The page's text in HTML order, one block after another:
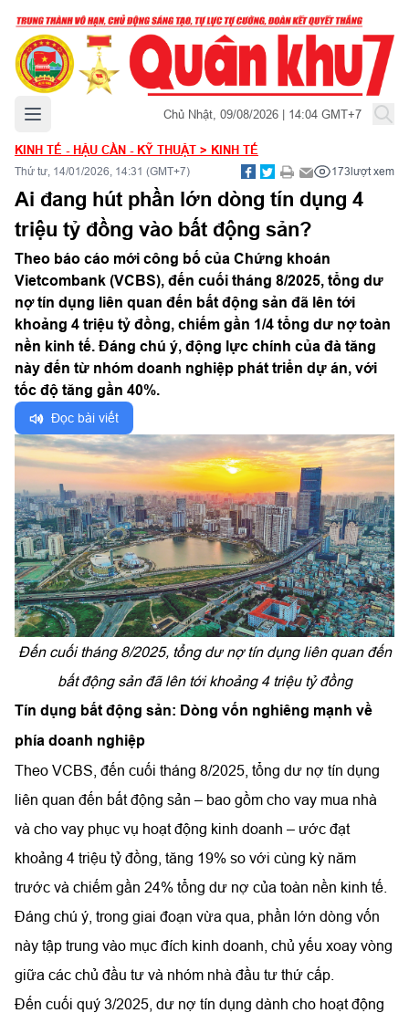
Mở menu chính Chủ Nhật, 09/08/2026 | 14:04 GMT+7
KINH TẾ - HẬU CẦN - KỸ THUẬT > KINH TẾ
Thứ tư, 14/01/2026, 14:31 (GMT+7) 173lượt xem
Ai đang hút phần lớn dòng tín dụng 4
triệu tỷ đồng vào bất động sản?
Theo báo cáo mới công bố của Chứng khoán
Vietcombank (VCBS), đến cuối tháng 8/2025, tổng dư
nợ tín dụng liên quan đến bất động sản đã lên tới
khoảng 4 triệu tỷ đồng, chiếm gần 1/4 tổng dư nợ toàn
nền kinh tế. Đáng chú ý, động lực chính của đà tăng
này đến từ nhóm doanh nghiệp phát triển dự án, với
tốc độ tăng gần 40%.
Đọc bài viết
Đến cuối tháng 8/2025, tổng dư nợ tín dụng liên quan đến
bất động sản đã lên tới khoảng 4 triệu tỷ đồng
Tín dụng bất động sản: Dòng vốn nghiêng mạnh về
phía doanh nghiệp
Theo VCBS, đến cuối tháng 8/2025, tổng dư nợ tín dụng
liên quan đến bất động sản – bao gồm cho vay mua nhà
và cho vay phục vụ hoạt động kinh doanh – ước đạt
khoảng 4 triệu tỷ đồng, tăng 19% so với cùng kỳ năm
trước và chiếm gần 24% tổng dư nợ của toàn nền kinh tế.
Đáng chú ý, trong giai đoạn vừa qua, phần lớn dòng vốn
này tập trung vào mục đích kinh doanh, chủ yếu xoay vòng
giữa các chủ đầu tư và nhóm nhà đầu tư thứ cấp.
Đến cuối quý 3/2025, dư nợ tín dụng dành cho hoạt động